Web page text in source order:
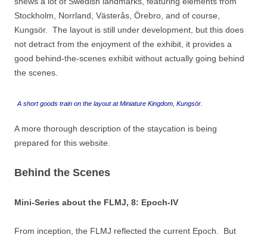
Stockholm, Norrland, Västerås, Örebro, and of course,
Kungsör. The layout is still under development, but this does
not detract from the enjoyment of the exhibit, it provides a
good behind-the-scenes exhibit without actually going behind
the scenes.
A short goods train on the layout at Miniature Kingdom, Kungsör.
A more thorough description of the staycation is being
prepared for this website.
Behind the Scenes
Mini-Series about the FLMJ, 8: Epoch-IV
From inception, the FLMJ reflected the current Epoch. But